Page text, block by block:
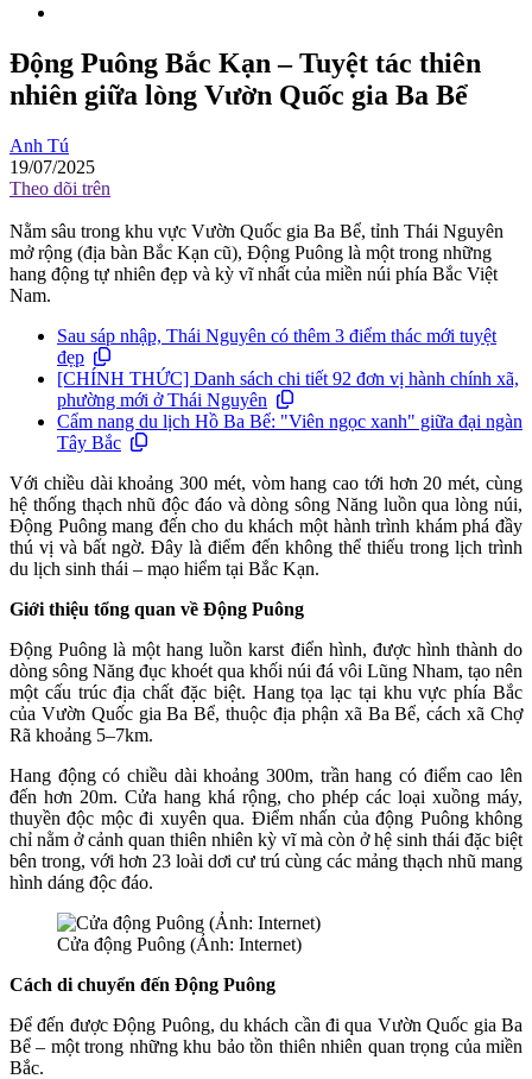
Động Puông Bắc Kạn – Tuyệt tác thiên
nhiên giữa lòng Vườn Quốc gia Ba Bể
Anh Tú
19/07/2025
Theo dõi trên
Nằm sâu trong khu vực Vườn Quốc gia Ba Bể, tỉnh Thái Nguyên
mở rộng (địa bàn Bắc Kạn cũ), Động Puông là một trong những
hang động tự nhiên đẹp và kỳ vĩ nhất của miền núi phía Bắc Việt
Nam.
Sau sáp nhập, Thái Nguyên có thêm 3 điểm thác mới tuyệt
đẹp
[CHÍNH THỨC] Danh sách chi tiết 92 đơn vị hành chính xã,
phường mới ở Thái Nguyên
Cẩm nang du lịch Hồ Ba Bể: "Viên ngọc xanh" giữa đại ngàn
Tây Bắc
Với chiều dài khoảng 300 mét, vòm hang cao tới hơn 20 mét, cùng
hệ thống thạch nhũ độc đáo và dòng sông Năng luồn qua lòng núi,
Động Puông mang đến cho du khách một hành trình khám phá đầy
thú vị và bất ngờ. Đây là điểm đến không thể thiếu trong lịch trình
du lịch sinh thái – mạo hiểm tại Bắc Kạn.
Giới thiệu tổng quan về Động Puông
Động Puông là một hang luồn karst điển hình, được hình thành do
dòng sông Năng đục khoét qua khối núi đá vôi Lũng Nham, tạo nên
một cấu trúc địa chất đặc biệt. Hang tọa lạc tại khu vực phía Bắc
của Vườn Quốc gia Ba Bể, thuộc địa phận xã Ba Bể, cách xã Chợ
Rã khoảng 5–7km.
Hang động có chiều dài khoảng 300m, trần hang có điểm cao lên
đến hơn 20m. Cửa hang khá rộng, cho phép các loại xuồng máy,
thuyền độc mộc đi xuyên qua. Điểm nhấn của động Puông không
chỉ nằm ở cảnh quan thiên nhiên kỳ vĩ mà còn ở hệ sinh thái đặc biệt
bên trong, với hơn 23 loài dơi cư trú cùng các mảng thạch nhũ mang
hình dáng độc đáo.
Cửa động Puông (Ảnh: Internet)
Cách di chuyển đến Động Puông
Để đến được Động Puông, du khách cần đi qua Vườn Quốc gia Ba
Bể – một trong những khu bảo tồn thiên nhiên quan trọng của miền
Bắc.